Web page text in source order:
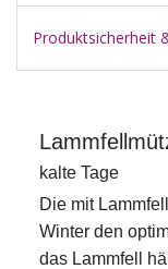
Produktsicherheit
kalte Tage
Die mit
Winter den
das Lammfell